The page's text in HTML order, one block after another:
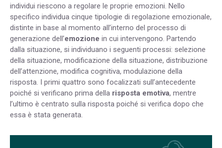
individui riescono a regolare le proprie emozioni. Nello
specifico individua cinque tipologie di regolazione emozionale,
distinte in base al momento all’interno del processo di
generazione dell’emozione in cui intervengono. Partendo
dalla situazione, si individuano i seguenti processi: selezione
della situazione, modificazione della situazione, distribuzione
dell’attenzione, modifica cognitiva, modulazione della
risposta. I primi quattro sono focalizzati sull’antecedente
poiché si verificano prima della risposta emotiva, mentre
l’ultimo è centrato sulla risposta poiché si verifica dopo che
essa è stata generata.